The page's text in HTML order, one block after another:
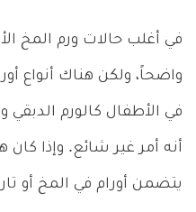
في أغلب حالات ورم المخ
واضحاً، ولكن هناك أنواع
في الأطفال كالورم الدبقي
أنه أمر غير شائع. وإذا
يتضمن أورام في المخ أو